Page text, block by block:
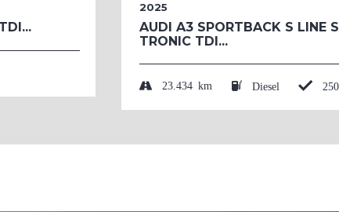
2025
AUDI A3 SPORTBACK S LINE S
TRONIC TDI...
23.434 km Diesel